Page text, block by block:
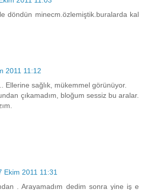
döndün minecm.özlemiştik.buralarda kal
2011 11:12
Ellerine sağlık, mükemmel görünüyor.
çıkamadım, bloğum sessiz bu aralar.
Ekim 2011 11:31
. Arayamadım dedim sonra yine iş e